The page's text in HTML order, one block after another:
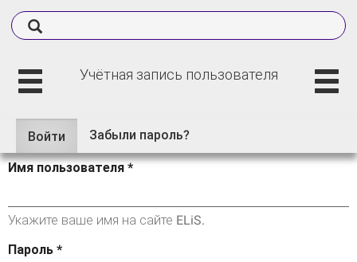
Учётная запись пользователя
Главные вкладки
Войти (активная
вкладка)
Забыли пароль?
Имя пользователя *
Укажите ваше имя на сайте ELiS.
Пароль *